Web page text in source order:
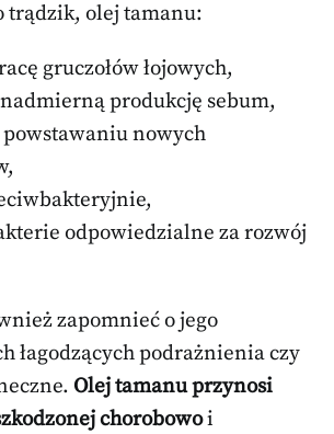
trądzik, olej tamanu:
gruczołów łojowych,
produkcję sebum,
powstawaniu nowych
odpowiedzialne za rozwój
zapomnieć o jego
łagodzących podrażnienia czy
Olej tamanu przynosi
chorobowoi